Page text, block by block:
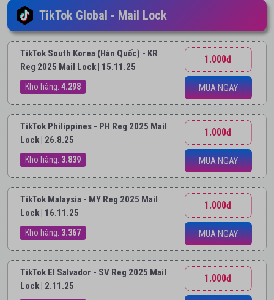
TikTok Global - Mail Lock
TikTok South Korea (Hàn Quốc) - KR
Reg 2025 Mail Lock | 15.11.25
Kho hàng: 4.298
1.000đ
MUA NGAY
TikTok Philippines - PH Reg 2025 Mail
Lock | 26.8.25
Kho hàng: 3.839
1.000đ
MUA NGAY
TikTok Malaysia - MY Reg 2025 Mail
Lock | 16.11.25
Kho hàng: 3.367
1.000đ
MUA NGAY
TikTok El Salvador - SV Reg 2025 Mail
Lock | 2.11.25
1.000đ